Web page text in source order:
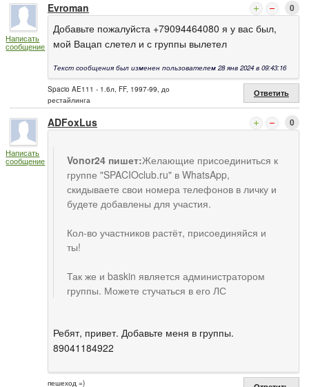
Написать
сообщение
Evroman 0
Добавьте пожалуйста +79094464080 я у вас был,
мой Вацап слетел и с группы вылетел
Текст сообщения был изменен пользователем 28 янв 2024 в 09:43:16
Spacio AE111 - 1.6л, FF, 1997-99, до
рестайлинга
Ответить
Написать
сообщение
ADFoxLus 0
Vonor24 пишет:Желающие присоединиться к
группе "SPACIOclub.ru" в WhatsApp,
скидываете свои номера телефонов в личку и
будете добавлены для участия.
Кол-во участников растёт, присоединяйся и
ты!
Так же и baskin является администратором
группы. Можете стучаться в его ЛС
Ребят, привет. Добавьте меня в группы.
89041184922
пешеход =)